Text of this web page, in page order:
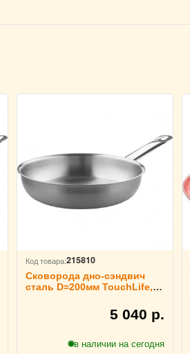
Код товара:215810
Сковорода дно-сэндвич
сталь D=200мм TouchLife,
5 040 р.
в наличии на сегодня